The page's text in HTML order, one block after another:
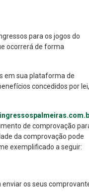
para os jogos do
ocorrerá de forma
em sua plataforma de
concedidos por lei,
de comprovação
da comprovação pode
exemplificado a seguir:
os seus
R$85,52